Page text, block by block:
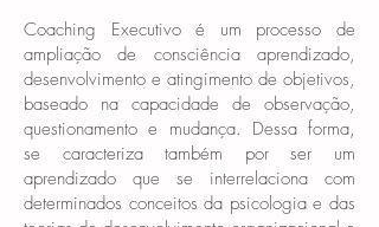
Coaching Executivo é um processo de
ampliação de consciência aprendizado,
desenvolvimento e atingimento de objetivos,
baseado na capacidade de observação,
questionamento e mudança. Dessa forma,
se caracteriza também por ser um
aprendizado que se interrelaciona com
determinados conceitos da psicologia e das